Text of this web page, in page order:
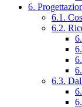
6.
6.1.
6.2.
6.3.